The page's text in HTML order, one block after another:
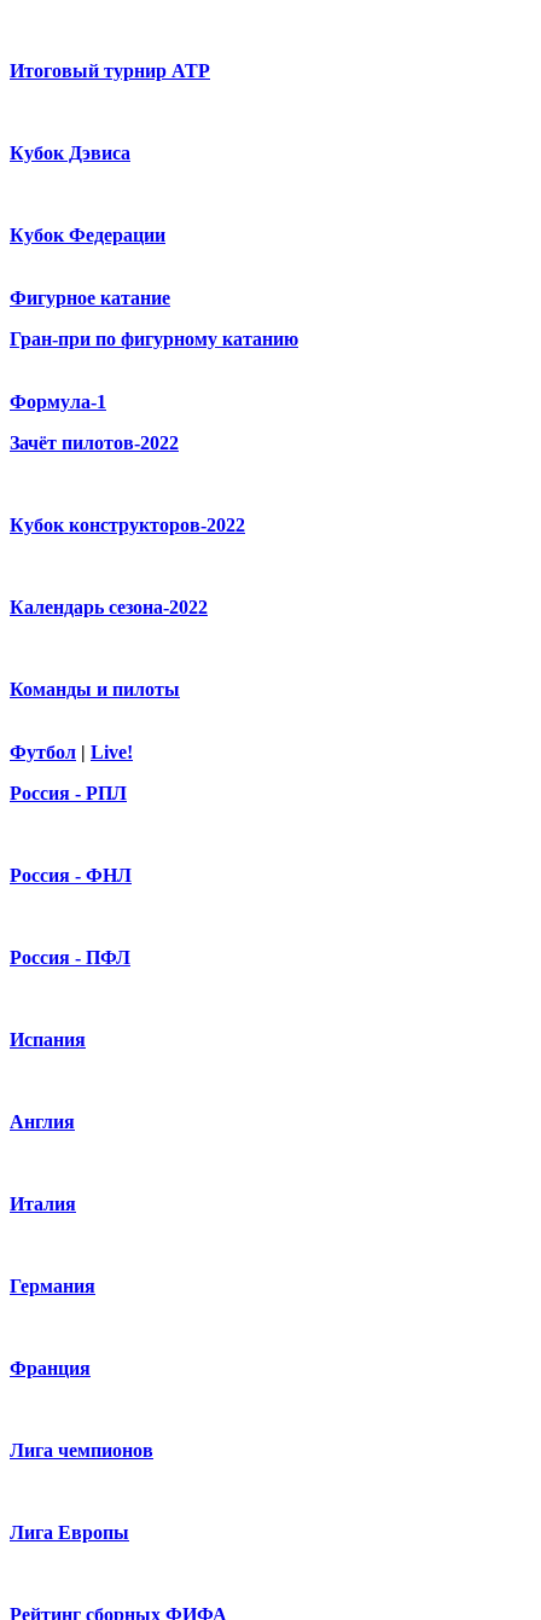
Итоговый турнир ATP
Кубок Дэвиса
Кубок Федерации
Фигурное катание
Гран-при по фигурному катанию
Формула-1
Зачёт пилотов-2022
Кубок конструкторов-2022
Календарь сезона-2022
Команды и пилоты
Футбол | Live!
Россия - РПЛ
Россия - ФНЛ
Россия - ПФЛ
Испания
Англия
Италия
Германия
Франция
Лига чемпионов
Лига Европы
Рейтинг сборных ФИФА